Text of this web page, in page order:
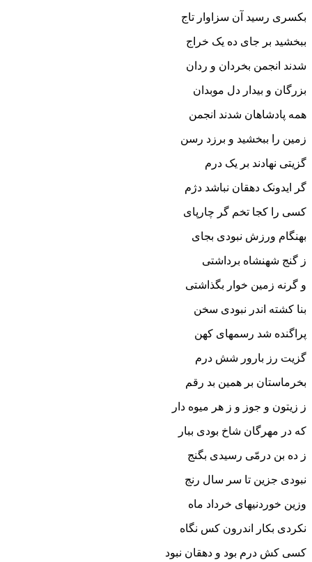
بکسرى رسید آن سزاوار تاج
ببخشید بر جاى ده یک خراج‏
شدند انجمن بخردان و ردان
بزرگان و بیدار دل موبدان‏
همه پادشاهان شدند انجمن
زمین را ببخشید و برزد رسن‏
گزیتى نهادند بر یک درم
گر ایدونک دهقان نباشد دژم‏
کسى را کجا تخم گر چارپاى
بهنگام ورزش نبودى بجاى‏
ز گنج شهنشاه برداشتى
و گرنه زمین خوار بگذاشتى‏
بنا کشته اندر نبودى سخن
پراگنده شد رسمهاى کهن‏
گزیت رز بارور شش درم
بخرماستان بر همین بد رقم‏
ز زیتون و جوز و ز هر میوه دار
که در مهرگان شاخ بودى ببار
ز ده بن درمّى رسیدى بگنج
نبودى جزین تا سر سال رنج‏
وزین خوردنیهاى خرداد ماه
نکردى بکار اندرون کس نگاه‏
کسى کش درم بود و دهقان نبود